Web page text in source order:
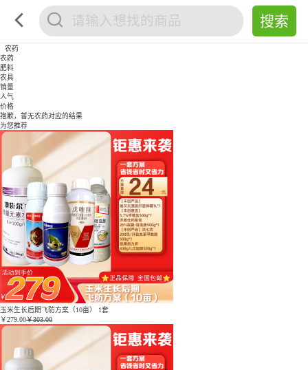
农药
农药
肥料
农具
销量
人气
价格
抱歉，暂无农药对应的结果
为您推荐
玉米生长后期飞防方案（10亩） 1套
￥279.00￥303.00